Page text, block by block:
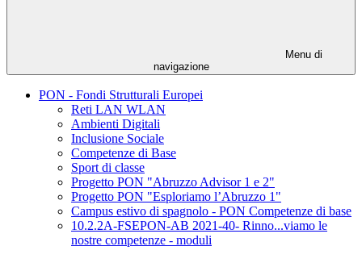
Menu di
navigazione
PON - Fondi Strutturali Europei
Reti LAN WLAN
Ambienti Digitali
Inclusione Sociale
Competenze di Base
Sport di classe
Progetto PON "Abruzzo Advisor 1 e 2"
Progetto PON "Esploriamo l’Abruzzo 1"
Campus estivo di spagnolo - PON Competenze di base
10.2.2A-FSEPON-AB 2021-40- Rinno...viamo le
nostre competenze - moduli